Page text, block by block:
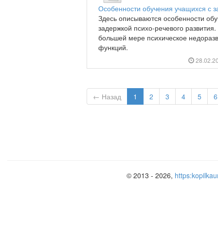
Особенности обучения учащихся с
Здесь описываются особенности
задержкой психо-речевого
большей мере психическое
функций.
← Назад 1 2 3 4 5 6
© 2013 - 2026,